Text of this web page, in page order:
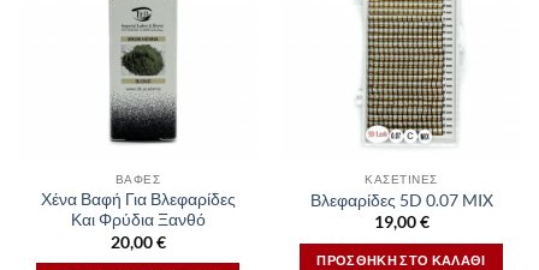
ΒΑΦΈΣ
Χένα Βαφή Για Βλεφαρίδες
Και Φρύδια Ξανθό
20,00€
ΚΑΣΕΤΊΝΕΣ
Βλεφαρίδες 5D 0.07 MIX
19,00€
ΠΡΟΣΘΉΚΗ ΣΤΟ ΚΑΛΆΘΙ